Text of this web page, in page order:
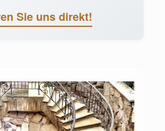
Sie uns direkt!